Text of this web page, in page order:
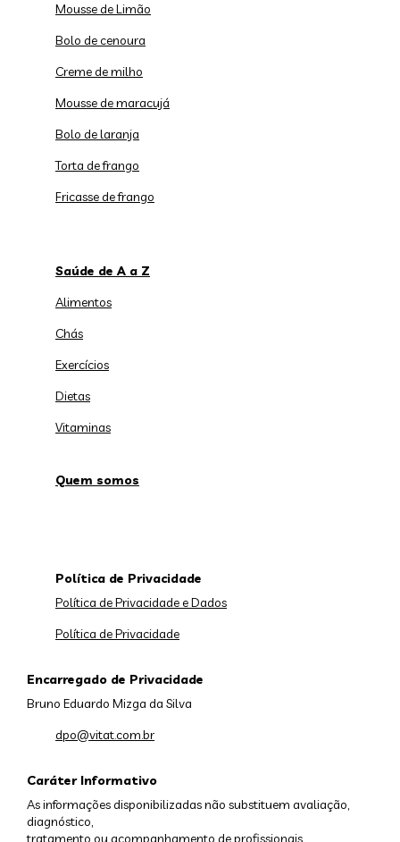
Mousse de Limão
Bolo de cenoura
Creme de milho
Mousse de maracujá
Bolo de laranja
Torta de frango
Fricasse de frango
Saúde de A a Z
Alimentos
Chás
Exercícios
Dietas
Vitaminas
Quem somos
Caráter Informativo
As informações disponibilizadas não substituem avaliação,
diagnóstico,
tratamento ou acompanhamento de profissionais.
Política de Privacidade
Política de Privacidade e Dados
Política de Privacidade
Encarregado de Privacidade
Bruno Eduardo Mizga da Silva
dpo@vitat.com.br